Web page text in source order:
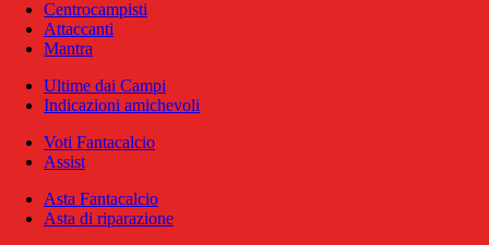
Centrocampisti
Attaccanti
Mantra
Ultime dai Campi
Indicazioni amichevoli
Voti Fantacalcio
Assist
Asta Fantacalcio
Asta di riparazione